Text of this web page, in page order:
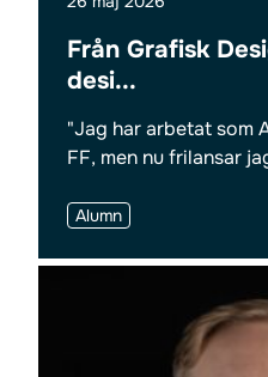
Från Grafisk
desi...
"Jag har arbetat som
FF, men nu frilansar
Alumn